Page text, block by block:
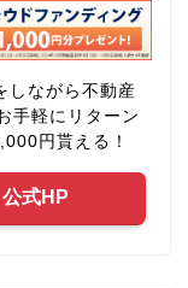
しながら不動産
手軽にリターン
円貰える！
公式HP